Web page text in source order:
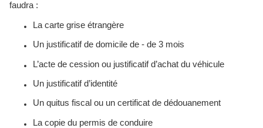
faudra :
La carte grise étrangère
Un justificatif de domicile de - de 3 mois
L’acte de cession ou justificatif d’achat du véhicule
Un justificatif d’identité
Un quitus fiscal ou un certificat de dédouanement
La copie du permis de conduire